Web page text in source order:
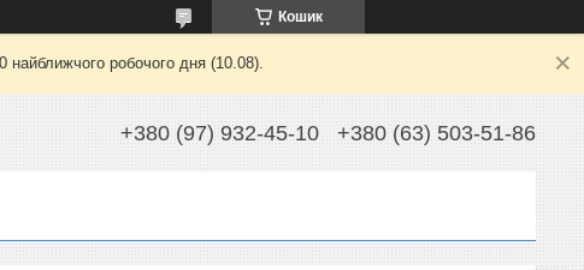
Кошик
найближчого робочого дня (10.08).
+380 (97) 932-45-10 +380 (63) 503-51-86